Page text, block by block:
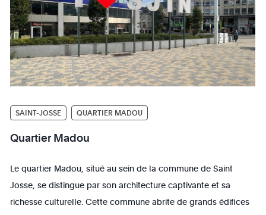
SAINT-JOSSE QUARTIER MADOU
Quartier Madou
Le quartier Madou, situé au sein de la commune de Saint
Josse, se distingue par son architecture captivante et sa
richesse culturelle. Cette commune abrite de grands édifices